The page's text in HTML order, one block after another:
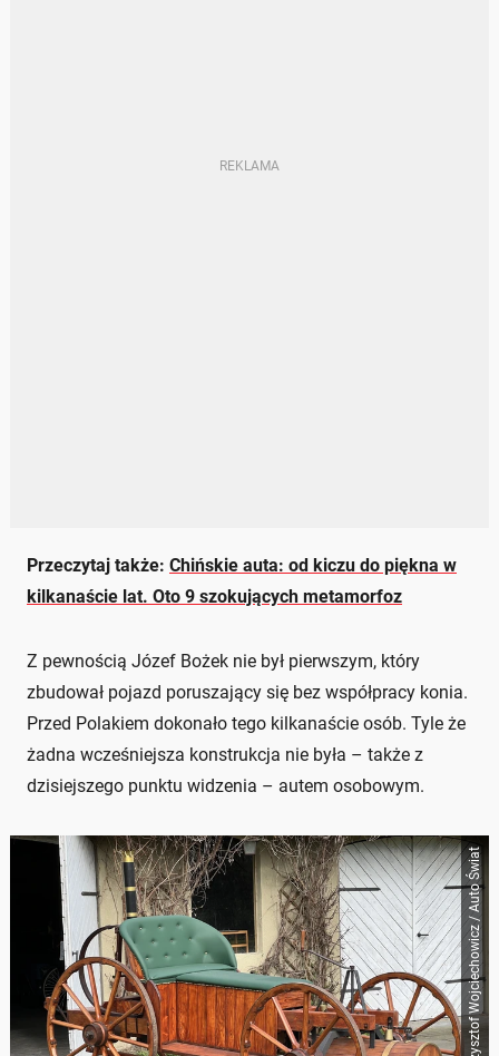
Przeczytaj także: Chińskie auta: od kiczu do piękna w
kilkanaście lat. Oto 9 szokujących metamorfoz
Z pewnością Józef Bożek nie był pierwszym, który
zbudował pojazd poruszający się bez współpracy konia.
Przed Polakiem dokonało tego kilkanaście osób. Tyle że
żadna wcześniejsza konstrukcja nie była – także z
dzisiejszego punktu widzenia – autem osobowym.
Krzysztof Wojciechowicz / Auto Świat